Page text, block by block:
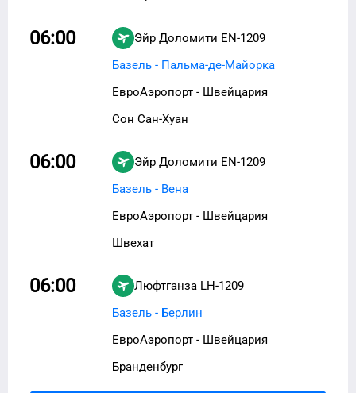
06:00 Эйр Доломити EN-1209
Базель - Пальма-де-Майорка
ЕвроАэропорт - Швейцария
Сон Сан-Хуан
06:00 Эйр Доломити EN-1209
Базель - Вена
ЕвроАэропорт - Швейцария
Швехат
06:00 Люфтганза LH-1209
Базель - Берлин
ЕвроАэропорт - Швейцария
Бранденбург